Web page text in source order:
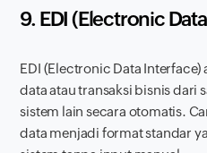
9. EDI (Electronic
EDI (Electronic Data Interface)
data atau transaksi bisnis dari
sistem lain secara otomatis.
data menjadi format standar